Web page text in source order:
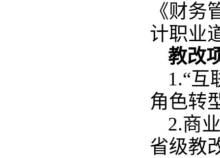
《财
计职业
教改
1.“互
角色转
2.商
省级教